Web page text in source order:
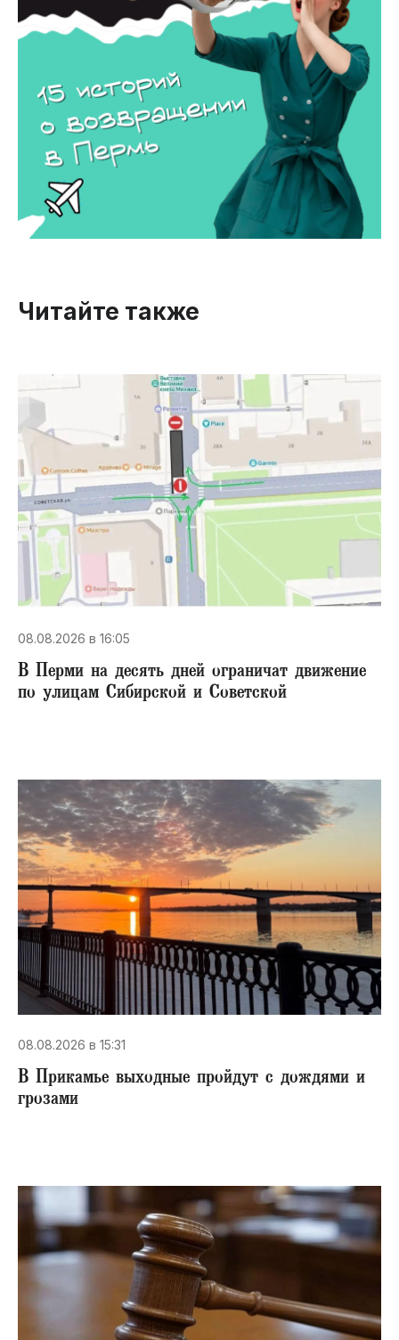
Читайте также
08.08.2026 в 16:05
В Перми на десять дней ограничат движение
по улицам Сибирской и Советской
08.08.2026 в 15:31
В Прикамье выходные пройдут с дождями и
грозами